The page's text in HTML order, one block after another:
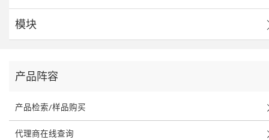
模块
产品阵容
产品检索/样品购买
代理商在线查询